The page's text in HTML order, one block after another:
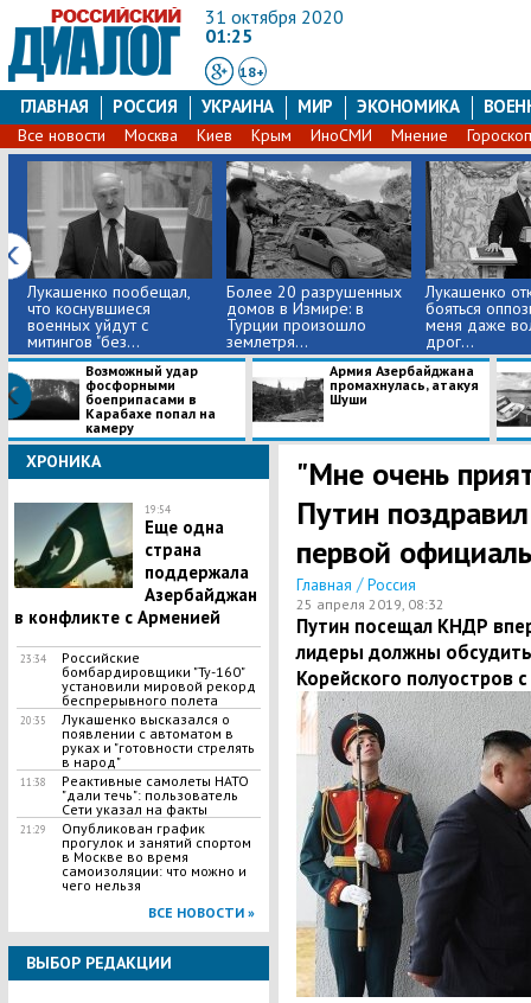
31 октября 2020
01:25
18+
ГЛАВНАЯ РОССИЯ УКРАИНА МИР ЭКОНОМИКА
Все новости Москва Киев Крым ИноСМИ Мнение
Лукашенко пообещал,
что коснувшиеся
военных уйдут с
митингов "без...
​Более 20 разрушенных
домов в Измире: в
Турции произошло
землетря...
Лукашенко
бояться
меня даже
дрог...
Возможный удар
фосфорными
боеприпасами в
Карабахе попал на
камеру
Армия Азербайджана
промахнулась, атакуя
Шуши
ХРОНИКА
19:54
Еще одна
страна
поддержала
Азербайджан
в конфликте с Арменией
23:34
Российские
бомбардировщики "Ту-160"
установили мировой рекорд
беспрерывного полета
20:35
Лукашенко высказался о
появлении с автоматом в
руках и "готовности стрелять
в народ"
11:38
​Реактивные самолеты НАТО
"дали течь": пользователь
Сети указал на факты
21:29
Опубликован график
прогулок и занятий спортом
в Москве во время
самоизоляции: что можно и
чего нельзя
ВСЕ НОВОСТИ »
ВЫБОР РЕДАКЦИИ
"Мне очень
Путин
первой
Главная / Россия
25 апреля 2019, 08:32
Путин посещал КНДР
лидеры должны
Корейского полуостров